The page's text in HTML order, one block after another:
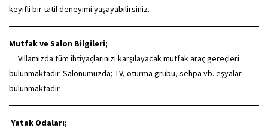
keyifli bir tatil deneyimi yaşayabilirsiniz.
Mutfak ve Salon Bilgileri;
Villamızda tüm ihtiyaçlarınızı karşılayacak mutfak araç gereçleri
bulunmaktadır. Salonumuzda; TV, oturma grubu, sehpa vb. eşyalar
bulunmaktadır.
Yatak Odaları;